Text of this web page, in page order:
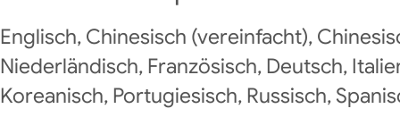
Englisch, Chinesisch (vereinfacht),
Niederländisch, Französisch, Deutsch,
Koreanisch, Portugiesisch, Russisch,